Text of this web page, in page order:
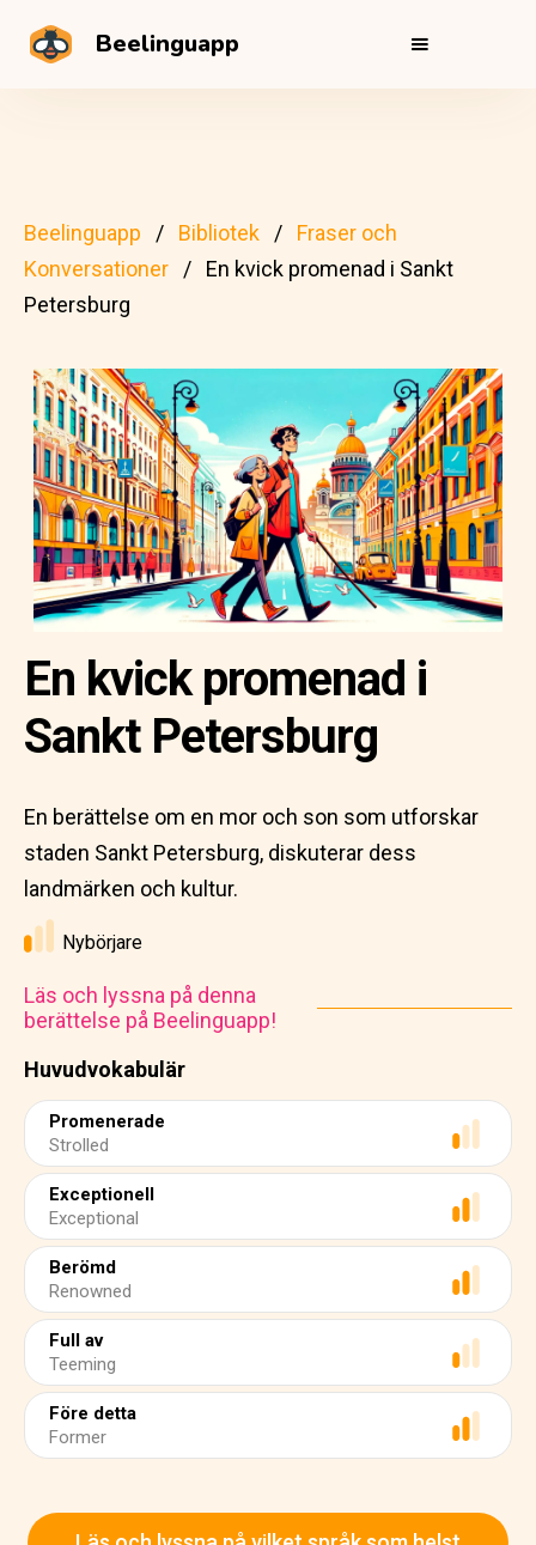
Beelinguapp
Beelinguapp Bibliotek
Fraser och
Konversationer
En kvick promenad i Sankt
Petersburg
Huvudvokabulär
Promenerade
Strolled
Exceptionell
Exceptional
Berömd
Renowned
Full av
Teeming
Före detta
Former
En kvick promenad i
Sankt Petersburg
En berättelse om en mor och son som utforskar
staden Sankt Petersburg, diskuterar dess
landmärken och kultur.
Nybörjare
Läs och lyssna på denna
berättelse på Beelinguapp!